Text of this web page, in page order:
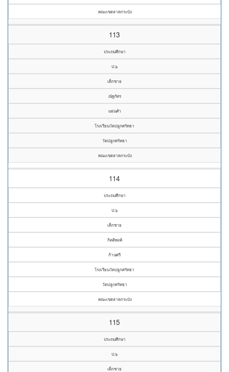
คณะเขตลาดกระบัง
113
ประถมศึกษา
ป.๖
เด็กชาย
ณัฐภัทร
แผ่นคำ
โรงเรียนวัดปลูกศรัทธา
วัดปลูกศรัทธา
คณะเขตลาดกระบัง
114
ประถมศึกษา
ป.๖
เด็กชาย
กิตติพงค์
ก้านศรี
โรงเรียนวัดปลูกศรัทธา
วัดปลูกศรัทธา
คณะเขตลาดกระบัง
115
ประถมศึกษา
ป.๖
เด็กชาย